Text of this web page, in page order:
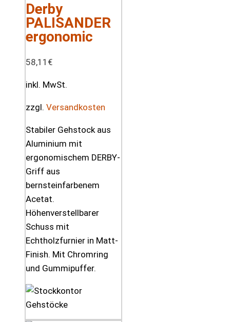
Derby
PALISANDER
ergonomic
58,11 €
inkl. MwSt.
zzgl. Versandkosten
Stabiler Gehstock aus
Aluminium mit
ergonomischem DERBY-
Griff aus
bernsteinfarbenem
Acetat.
Höhenverstellbarer
Schuss mit
Echtholzfurnier in Matt-
Finish. Mit Chromring
und Gummipuffer.